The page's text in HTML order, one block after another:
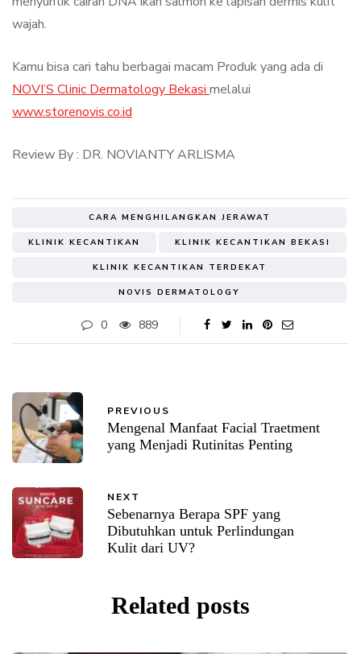
wajah.
Kamu bisa cari tahu berbagai macam Produk yang ada di
NOVI’S Clinic Dermatology Bekasi melalui
www.storenovis.co.id
Review By : DR. NOVIANTY ARLISMA
CARA MENGHILANGKAN JERAWAT
KLINIK KECANTIKAN KLINIK KECANTIKAN BEKASI
KLINIK KECANTIKAN TERDEKAT
NOVIS DERMATOLOGY
0 889
PREVIOUS
Mengenal Manfaat Facial Traetment
yang Menjadi Rutinitas Penting
NEXT
Sebenarnya Berapa SPF yang
Dibutuhkan untuk Perlindungan
Kulit dari UV?
Related posts